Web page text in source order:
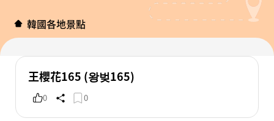
韓國各地景點
王櫻花165 (왕벚165)
0 0